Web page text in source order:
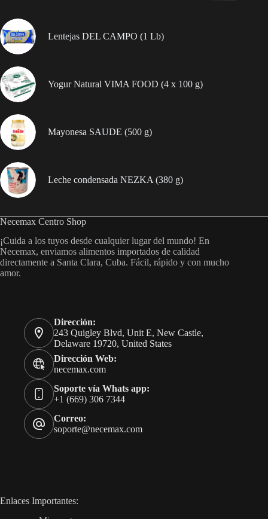
Lentejas DEL CAMPO (1 Lb)
Yogur Natural VIMA FOOD (4 x 100 g)
Mayonesa SAUDE (500 g)
Leche condensada NEZKA (380 g)
Necemax Centro Shop
¡Cuida a los tuyos desde cualquier lugar del mundo! En
Necemax, enviamos alimentos importados de calidad
directamente a Santa Clara, Cuba. Fácil, rápido y con mucho
amor.
Dirección:
243 Quigley Blvd, Unit E, New Castle,
Delaware 19720, United States
Dirección Web:
necemax.com
Soporte vía Whats app:
+1 (669) 306 7344
Correo:
soporte@necemax.com
Enlaces Importantes: